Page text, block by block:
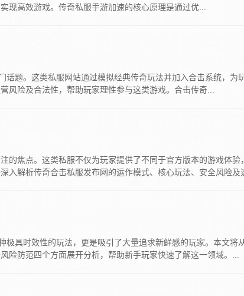
现高效游戏。传奇私服手游加速的核心原理是通过优...
题。这类私服网站通过模拟经典传奇玩法并加入合击系统，为
险及合法性，帮助玩家理性参与这类游戏。合击传奇...
的焦点。这类私服不仅为玩家提供了不同于官方版本的游戏体验
解析传奇合击私服发布网的运作模式、核心玩法、安全风险及
极具时效性的玩法，更是吸引了大量追求新鲜感的玩家。本文将
防范四个方面展开分析，帮助新手玩家快速了解这一领域。...